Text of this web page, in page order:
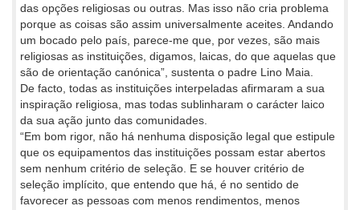
das opções religiosas ou outras. Mas isso não cria problema
porque as coisas são assim universalmente aceites. Andando
um bocado pelo país, parece-me que, por vezes, são mais
religiosas as instituições, digamos, laicas, do que aquelas que
são de orientação canónica”, sustenta o padre Lino Maia.
De facto, todas as instituições interpeladas afirmaram a sua
inspiração religiosa, mas todas sublinharam o carácter laico
da sua ação junto das comunidades.
“Em bom rigor, não há nenhuma disposição legal que estipule
que os equipamentos das instituições possam estar abertos
sem nenhum critério de seleção. E se houver critério de
seleção implícito, que entendo que há, é no sentido de
favorecer as pessoas com menos rendimentos, menos